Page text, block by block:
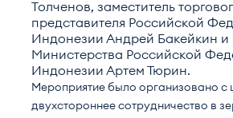
Толченов, заместитель
представителя Российской
Индонезии Андрей Бакейкин и
Министерства Российской
Индонезии Артем Тюрин.
Мероприятие было организовано с
двухстороннее сотрудничество в